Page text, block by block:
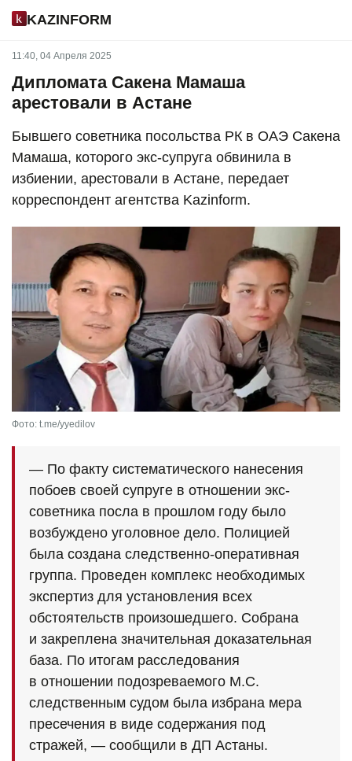
KAZINFORM
11:40, 04 Апреля 2025
Дипломата Сакена Мамаша
арестовали в Астане
Бывшего советника посольства РК в ОАЭ Сакена
Мамаша, которого экс-супруга обвинила в
избиении, арестовали в Астане, передает
корреспондент агентства Kazinform.
Фото: t.me/yyedilov
— По факту систематического нанесения
побоев своей супруге в отношении экс-
советника посла в прошлом году было
возбуждено уголовное дело. Полицией
была создана следственно-оперативная
группа. Проведен комплекс необходимых
экспертиз для установления всех
обстоятельств произошедшего. Собрана
и закреплена значительная доказательная
база. По итогам расследования
в отношении подозреваемого М.С.
следственным судом была избрана мера
пресечения в виде содержания под
стражей, — сообщили в ДП Астаны.